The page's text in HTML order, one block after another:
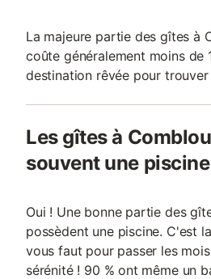
La majeure partie des gîtes à
coûte généralement moins de
destination rêvée pour
Les gîtes à
souvent une
Oui ! Une bonne partie des
possèdent une piscine. C'est
vous faut pour passer les
sérénité ! 90 % ont même un